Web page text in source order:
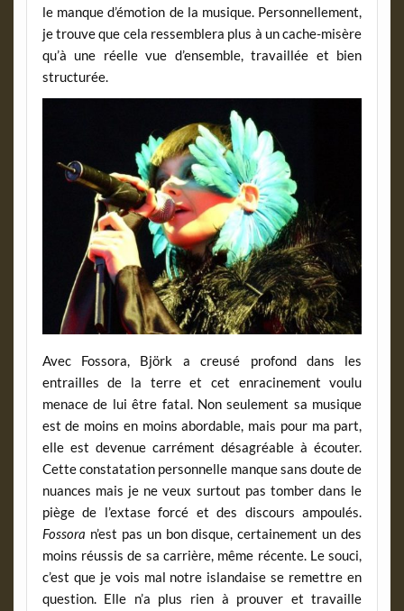
le manque d’émotion de la musique. Personnellement,
je trouve que cela ressemblera plus à un cache-misère
qu’à une réelle vue d’ensemble, travaillée et bien
structurée.
Avec Fossora, Björk a creusé profond dans les
entrailles de la terre et cet enracinement voulu
menace de lui être fatal. Non seulement sa musique
est de moins en moins abordable, mais pour ma part,
elle est devenue carrément désagréable à écouter.
Cette constatation personnelle manque sans doute de
nuances mais je ne veux surtout pas tomber dans le
piège de l’extase forcé et des discours ampoulés.
Fossora n’est pas un bon disque, certainement un des
moins réussis de sa carrière, même récente. Le souci,
c’est que je vois mal notre islandaise se remettre en
question. Elle n’a plus rien à prouver et travaille